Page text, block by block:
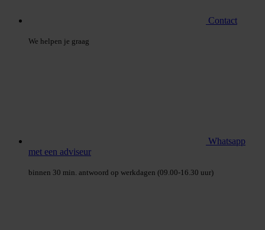
Contact
We helpen je graag
Whatsapp
met een adviseur
binnen 30 min. antwoord op werkdagen (09.00-16.30 uur)